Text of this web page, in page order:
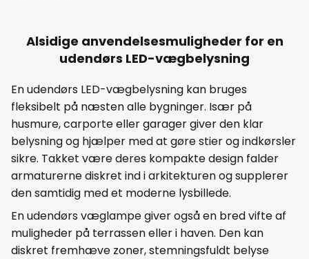
Alsidige anvendelsesmuligheder for en
udendørs LED-vægbelysning
En udendørs LED-vægbelysning kan bruges
fleksibelt på næsten alle bygninger. Især på
husmure, carporte eller garager giver den klar
belysning og hjælper med at gøre stier og indkørsler
sikre. Takket være deres kompakte design falder
armaturerne diskret ind i arkitekturen og supplerer
den samtidig med et moderne lysbillede.
En udendørs væglampe giver også en bred vifte af
muligheder på terrassen eller i haven. Den kan
diskret fremhæve zoner, stemningsfuldt belyse